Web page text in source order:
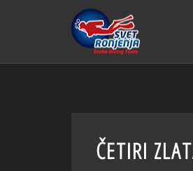
ČETIRI